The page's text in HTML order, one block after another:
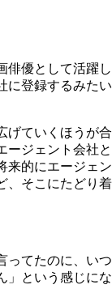
優として活躍し
に登録するみたい
げていくほうが合
ージェント会社と
来的にエージェン
、そこにたどり着
ってたのに、いつ
」という感じにな